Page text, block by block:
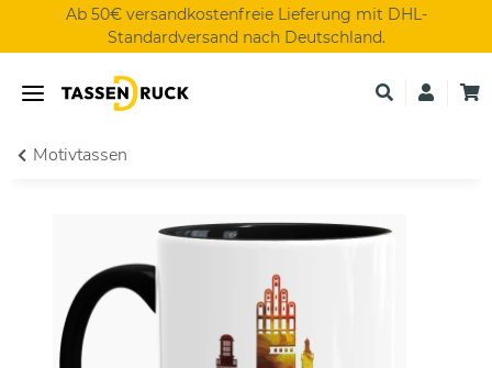
Ab 50€ versandkostenfreie Lieferung mit DHL-
Standardversand nach Deutschland.
Motivtassen